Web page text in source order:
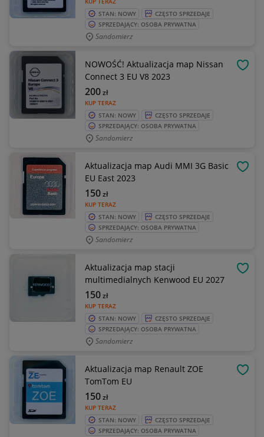
STAN: NOWY
CZĘSTO SPRZEDAJE
SPRZEDAJĄCY: OSOBA PRYWATNA
Sandomierz
NOWOŚĆ! Aktualizacja map Nissan
Connect 3 EU V8 2023
KUP TERAZ
200zł
STAN: NOWY
CZĘSTO SPRZEDAJE
SPRZEDAJĄCY: OSOBA PRYWATNA
Sandomierz
Aktualizacja map Audi MMI 3G Basic
EU East 2023
KUP TERAZ
150zł
STAN: NOWY
CZĘSTO SPRZEDAJE
SPRZEDAJĄCY: OSOBA PRYWATNA
Sandomierz
Aktualizacja map stacji
multimedialnych Kenwood EU 2027
KUP TERAZ
150zł
STAN: NOWY
CZĘSTO SPRZEDAJE
SPRZEDAJĄCY: OSOBA PRYWATNA
Sandomierz
Aktualizacja map Renault ZOE
TomTom EU
KUP TERAZ
150zł
STAN: NOWY
CZĘSTO SPRZEDAJE
SPRZEDAJĄCY: OSOBA PRYWATNA